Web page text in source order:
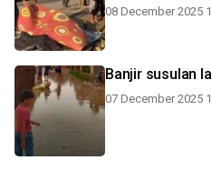
08 December 2025
Banjir susulan
07 December 2025